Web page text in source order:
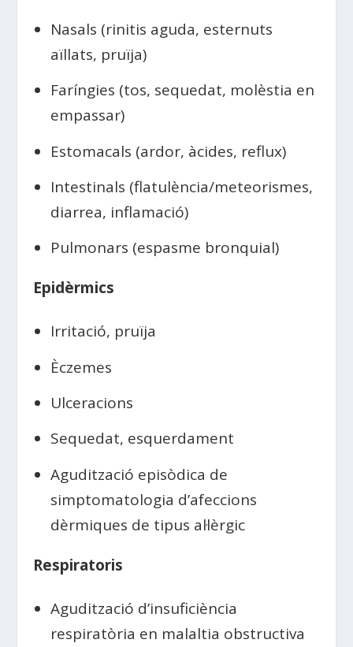
Nasals (rinitis aguda, esternuts
aïllats, pruïja)
Faríngies (tos, sequedat, molèstia en
empassar)
Estomacals (ardor, àcides, reflux)
Intestinals (flatulència/meteorismes,
diarrea, inflamació)
Pulmonars (espasme bronquial)
Epidèrmics
Irritació, pruïja
Èczemes
Ulceracions
Sequedat, esquerdament
Agudització episòdica de
simptomatologia d’afeccions
dèrmiques de tipus al·lèrgic
Respiratoris
Agudització d’insuficiència
respiratòria en malaltia obstructiva